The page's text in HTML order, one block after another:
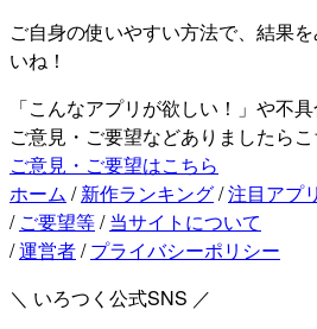
ご自身の使いやすい方法で、結果
いね！
「こんなアプリが欲しい！」や不
ご意見・ご要望などありましたらこ
ご意見・ご要望はこちら
ホーム / 新作ランキング/注目アプリ
/ ご要望等/ 当サイトについて
/運営者/ プライバシーポリシー
＼ いろつく公式SNS ／